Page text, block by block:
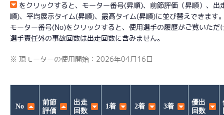
レース結果一覧
出走表PDF
モーター抽選結果・
選手コ
ボートデータ
出目データ
をクリックすると、モーター番号(昇順)、前節評価（昇順）、
順)、平均展示タイム(昇順)、最高タイム(昇順)に並び替えできます
モーター番号(No)をクリックすると、使用選手の履歴がご覧いただ
選手責任外の事故回数は出走回数に含みません。
※ 現モーターの使用開始：2026年04月16日
No
前節
評価
出走
回数
1着 2着 3着
優出
回数